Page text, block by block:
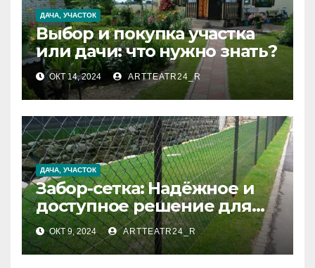
ДАЧА, УЧАСТОК
Выбор и покупка участка
или дачи: что нужно знать?
ОКТ 14, 2024 ARTTEATR24_R
ДАЧА, УЧАСТОК
Забор-сетка: Надёжное и
доступное решение для
вашего участка
ОКТ 9, 2024 ARTTEATR24_R